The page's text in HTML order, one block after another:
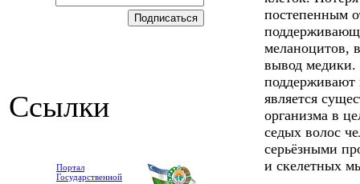
Ссылки
Портал
Государственной
постепенным
меланоцитов,
вывод медики.
поддерживают
является
организма в
седых волос
серьёзными
и скелетных